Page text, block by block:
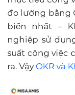
đo lường bằng
biến nhất –
nghiệp sử
suất công việc
ra. Vậy OKR và